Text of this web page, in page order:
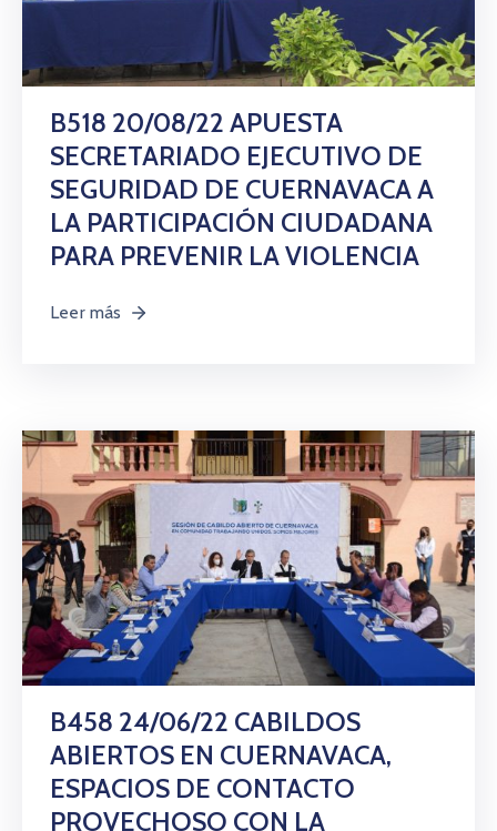
B518 20/08/22 APUESTA
SECRETARIADO EJECUTIVO DE
SEGURIDAD DE CUERNAVACA A
LA PARTICIPACIÓN CIUDADANA
PARA PREVENIR LA VIOLENCIA
Leer más
B458 24/06/22 CABILDOS
ABIERTOS EN CUERNAVACA,
ESPACIOS DE CONTACTO
PROVECHOSO CON LA